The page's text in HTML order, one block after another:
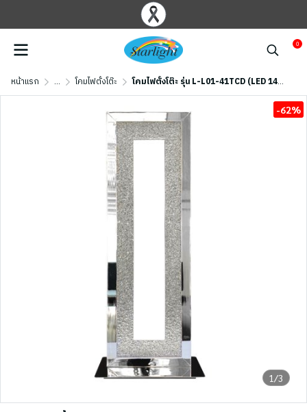
0
หน้าแรก ... โคมไฟตั้งโต๊ะ โคมไฟตั้งโต๊ะ รุ่น L-L01-41TCD (LED 14W) สีเงินเงา
1/3
-62%